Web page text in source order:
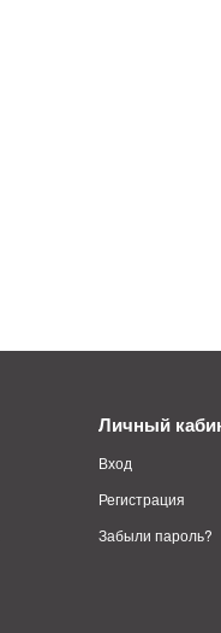
Личный
Вход
Регистрация
Забыли пароль?